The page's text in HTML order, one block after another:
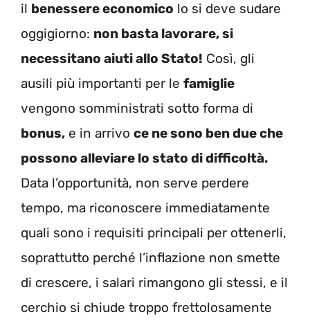
il benessere economico lo si deve sudare
oggigiorno: non basta lavorare, si
necessitano aiuti allo Stato! Così, gli
ausili più importanti per le famiglie
vengono somministrati sotto forma di
bonus, e in arrivo ce ne sono ben due che
possono alleviare lo stato di difficoltà.
Data l’opportunità, non serve perdere
tempo, ma riconoscere immediatamente
quali sono i requisiti principali per ottenerli,
soprattutto perché l’inflazione non smette
di crescere, i salari rimangono gli stessi, e il
cerchio si chiude troppo frettolosamente